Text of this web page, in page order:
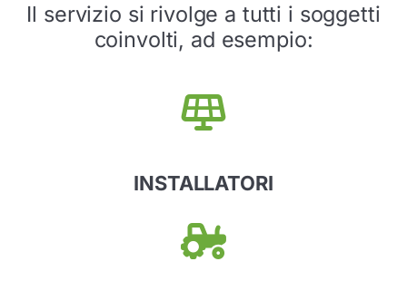
Il servizio si rivolge a tutti i soggetti
coinvolti, ad esempio:
INSTALLATORI